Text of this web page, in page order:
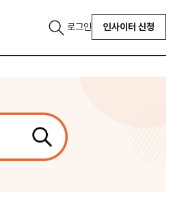
로그인 인사이터 신청